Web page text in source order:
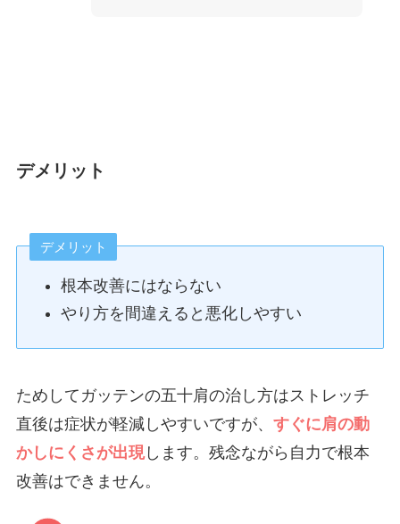
デメリット
デメリット
根本改善にはならない
やり方を間違えると悪化しやすい
ためしてガッテンの五十肩の治し方はストレッチ
直後は症状が軽減しやすいですが、 すぐに肩の動
かしにくさが出現します。残念ながら自力で根本
改善はできません。